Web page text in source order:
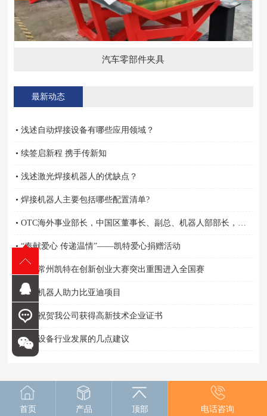
汽车零部件夹具
最新动态
• 浅述自动焊接设备有哪些应用领域？
• 续签启新程 携手传新知
• 浅述激光焊接机器人的优缺点？
• 焊接机器人主要包括哪些配置清单?
• “奉献爱心 传递温情”——凯特爱心捐赠活动
• 祝贺常州凯特在创新创业大赛突出重围进入全国赛
• 凯特机器人助力比亚迪项目
• 热烈祝贺我公司获得高新技术企业证书
• 焊接设备行业发展的几点建议
首页 产品 顶部 电话咨询